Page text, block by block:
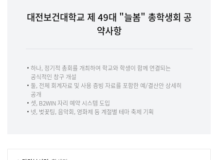
대전보건대학교 제 49대 "늘봄" 총학생회 공
약사항
하나, 정기적 총회를 개최하여 학교와 학생이 함께 연결되는
공식적인 창구 개설
둘, 전체 회계자료 및 사용 증빙 자료를 포함한 예/결산안 상세히
공개
셋, B2WIN 자리 예약 시스템 도입
넷, 벚꽃팅, 음악회, 영화제 등 계절별 테마 축제 기획